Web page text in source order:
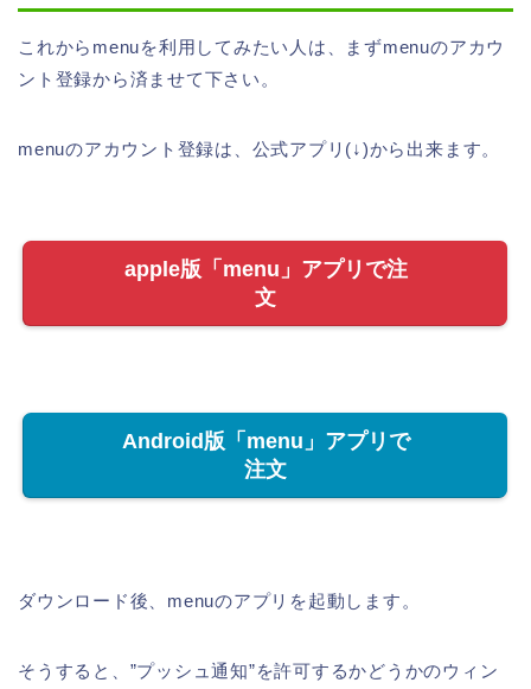
これからmenuを利用してみたい人は、まずmenuのアカウ
ント登録から済ませて下さい。
menuのアカウント登録は、公式アプリ(↓)から出来ます。
apple版「menu」アプリで注
文
Android版「menu」アプリで
注文
ダウンロード後、menuのアプリを起動します。
そうすると、”プッシュ通知”を許可するかどうかのウィン